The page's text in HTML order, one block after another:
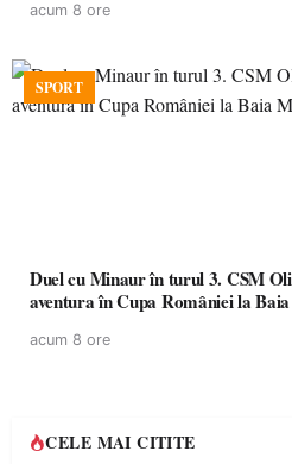
acum 8 ore
SPORT
Duel cu Minaur în turul 3. CSM
aventura în Cupa României la
acum 8 ore
CELE MAI CITITE